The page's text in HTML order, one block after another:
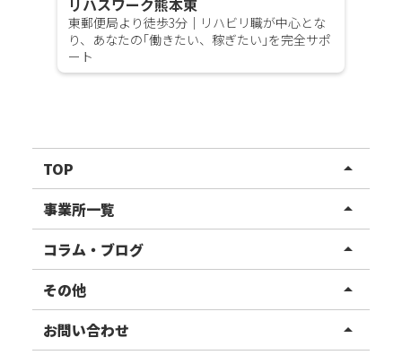
リハスワーク熊本東
東郵便局より徒歩3分｜リハビリ職が中心とな
り、あなたの｢働きたい、稼ぎたい｣を完全サポ
ート
TOP arrow_drop_up
リハスワーク
リハスファーム
事業所一覧 arrow_drop_up
関東エリア
東北エリア
甲信越エリア
コラム・ブログ arrow_drop_up
事業所ブログ
ご利用者様の声
その他 arrow_drop_up
お知らせ
お問い合わせ arrow_drop_up